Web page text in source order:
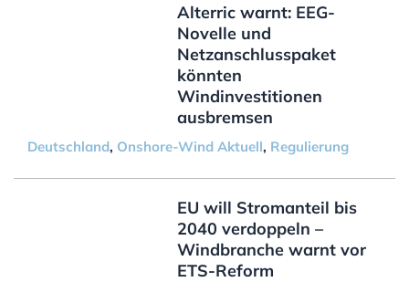
Alterric warnt: EEG-
Novelle und
Netzanschlusspaket
könnten
Windinvestitionen
ausbremsen
Deutschland, Onshore-Wind Aktuell, Regulierung
EU will Stromanteil bis
2040 verdoppeln –
Windbranche warnt vor
ETS-Reform